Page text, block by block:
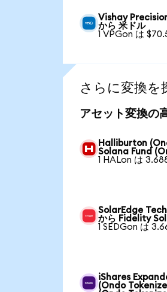
Vishay
から 米ドル
1 VPGon は
さらに変換を
アセット変換の
Halliburton
Solana Fund
1 HALon は
SolarEdge
から Fidelity
1 SEDGon は
iShares
(Ondo